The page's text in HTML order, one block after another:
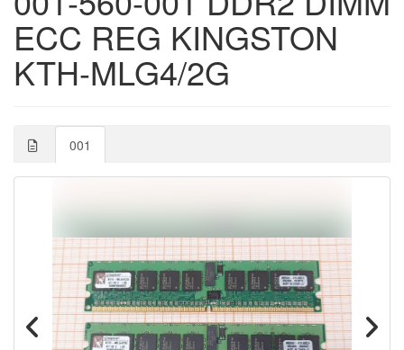
ECC REG KINGSTON
KTH-MLG4/2G
001